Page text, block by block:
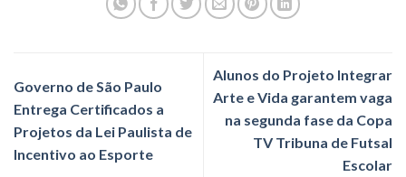
Governo de São Paulo
Entrega Certificados a
Projetos da Lei Paulista de
Incentivo ao Esporte
Alunos do Projeto Integrar
Arte e Vida garantem vaga
na segunda fase da Copa
TV Tribuna de Futsal
Escolar